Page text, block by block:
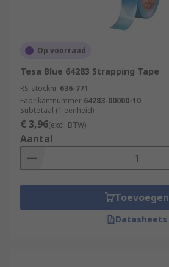
Op voorraad
Tesa Blue 64283 Strapping Tape
RS-stocknr. 636-771
Fabrikantnummer 64283-00000-10
Subtotaal (1 eenheid)
€ 3,96(excl. BTW)
Aantal
Toevoegen
Datasheets